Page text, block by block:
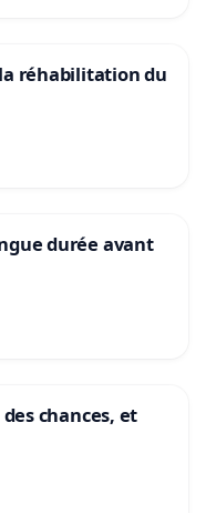
réhabilitation du
durée avant
chances, et